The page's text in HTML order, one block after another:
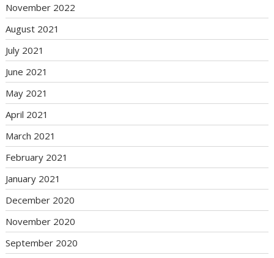
November 2022
August 2021
July 2021
June 2021
May 2021
April 2021
March 2021
February 2021
January 2021
December 2020
November 2020
September 2020